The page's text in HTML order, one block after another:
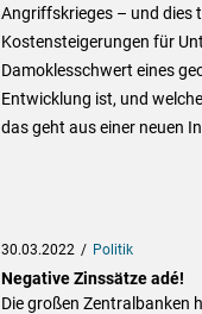
Angriffskrieges – und dies
Kostensteigerungen für
Damoklesschwert eines
Entwicklung ist, und
das geht aus einer neuen
30.03.2022 Politik
Negative Zinssätze adé!
Die großen Zentralbanken